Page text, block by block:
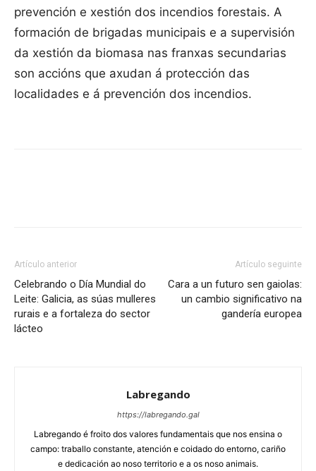
prevención e xestión dos incendios forestais. A
formación de brigadas municipais e a supervisión
da xestión da biomasa nas franxas secundarias
son accións que axudan á protección das
localidades e á prevención dos incendios.
Artículo anterior
Celebrando o Día Mundial do
Leite: Galicia, as súas mulleres
rurais e a fortaleza do sector
lácteo
Artículo seguinte
Cara a un futuro sen gaiolas:
un cambio significativo na
gandería europea
Labregando
https://labregando.gal
Labregando é froito dos valores fundamentais que nos ensina o
campo: traballo constante, atención e coidado do entorno, cariño
e dedicación ao noso territorio e a os noso animais.